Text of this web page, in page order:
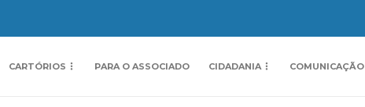
CARTÓRIOS PARA O ASSOCIADO CIDADANIA COMUNICAÇÃO